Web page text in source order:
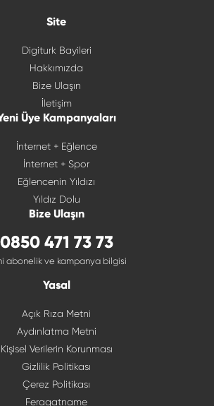
Site
Digiturk Bayileri
Hakkımızda
Bize Ulaşın
İletişim
Üye Kampanyaları
İnternet + Eğlence
İnternet + Spor
Eğlencenin Yıldızı
Yıldız Dolu
Bize Ulaşın
0850 471 73 73
abonelik ve kampanya bilgisi
Yasal
Açık Rıza Metni
Aydınlatma Metni
Kişisel Verilerin Korunması
Gizlilik Politikası
Çerez Politikası
Feragatname